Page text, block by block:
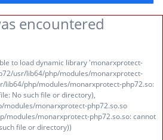
encountered
to load dynamic library 'monarxprotect-
usr/lib64/php/modules/monarxprotect-
lib64/php/modules/monarxprotect-php72.so:
No such file or directory),
monarxprotect-php72.so.so
modules/monarxprotect-php72.so.so: cannot
file or directory))